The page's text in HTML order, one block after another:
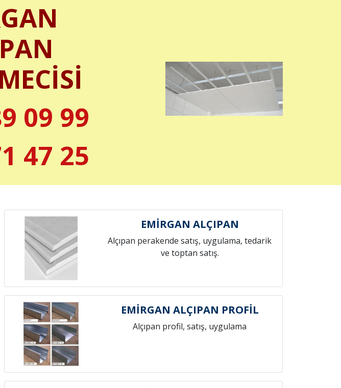
09 99
47 25
EMİRGAN ALÇIPAN
Alçıpan perakende satış, uygulama, tedarik
ve toptan satış.
EMİRGAN ALÇIPAN PROFİL
Alçıpan profil, satış, uygulama